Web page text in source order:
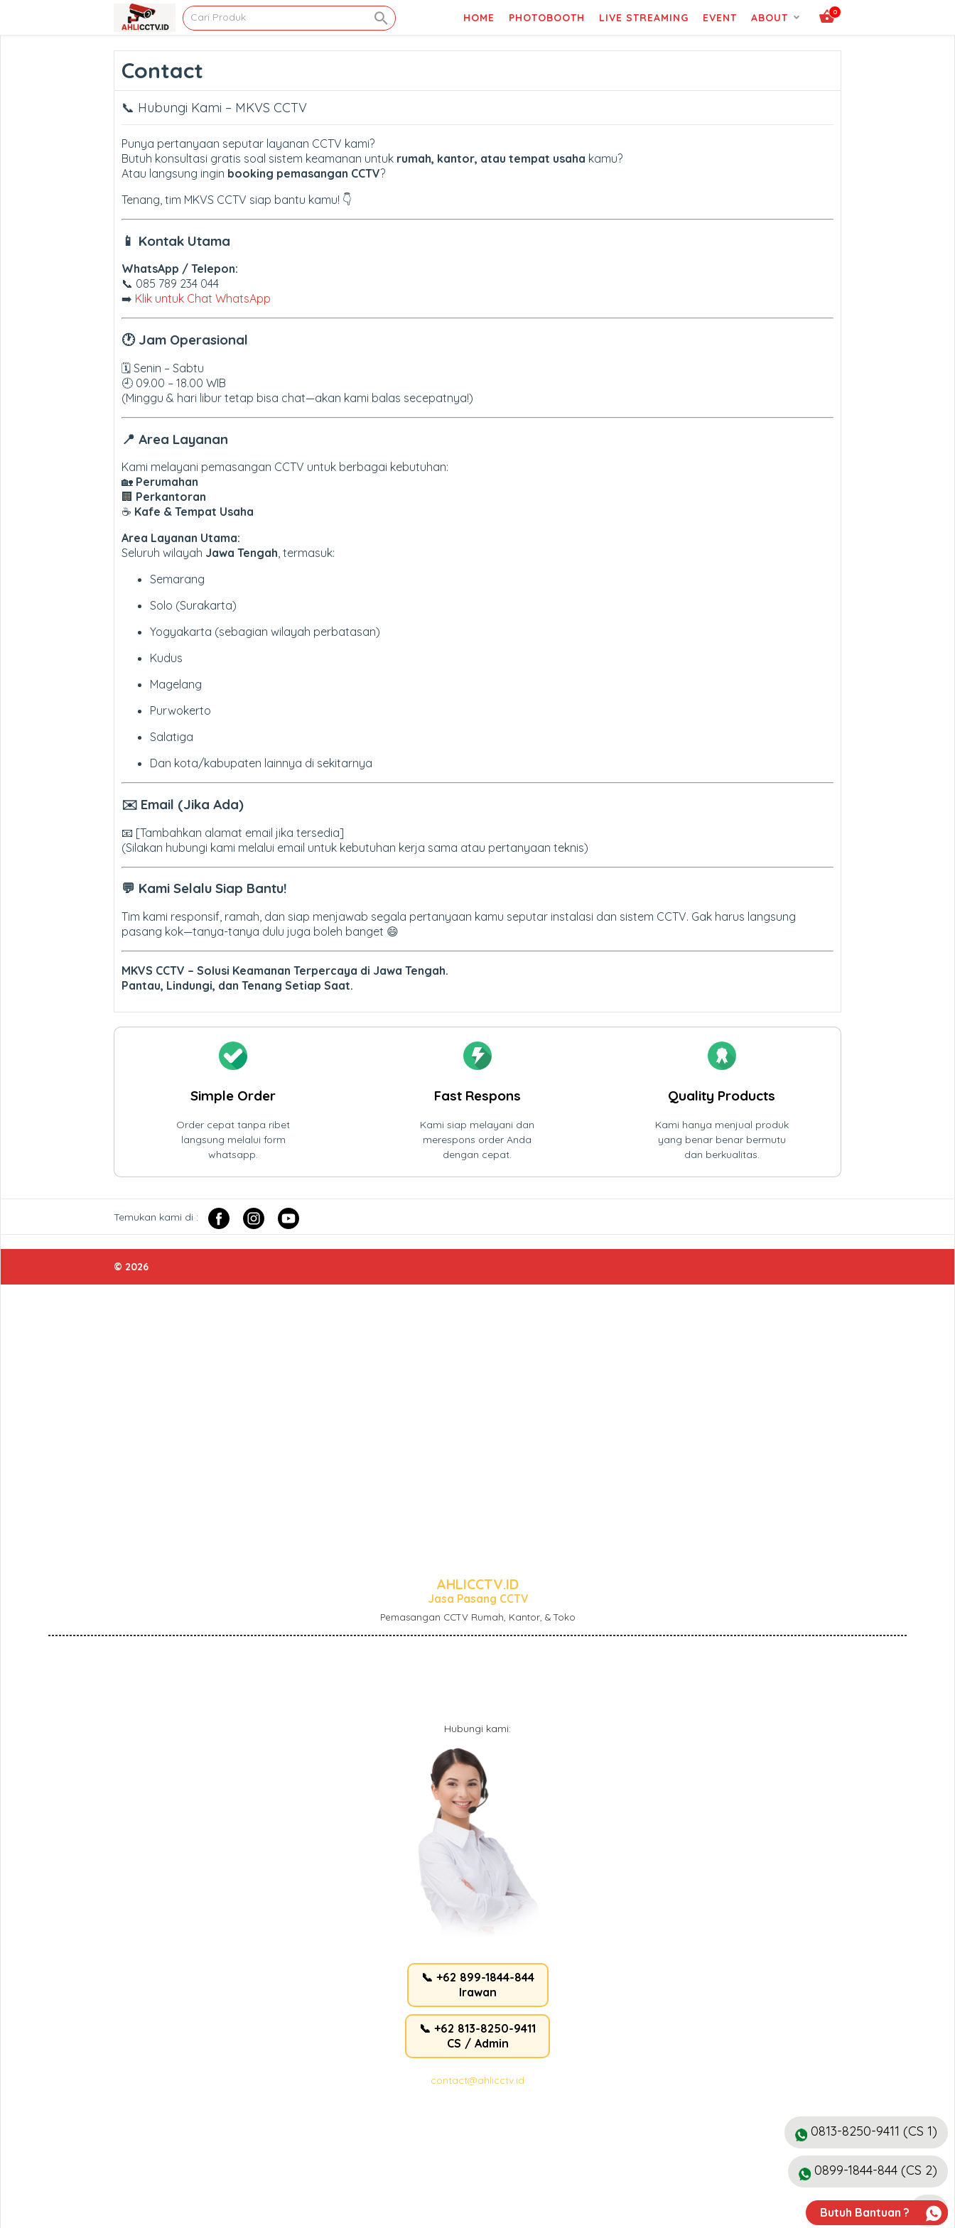
0
HOME PHOTOBOOTH LIVE STREAMING EVENT ABOUT
Contact
📞 Hubungi Kami – MKVS CCTV
Punya pertanyaan seputar layanan CCTV kami?
Butuh konsultasi gratis soal sistem keamanan untuk rumah, kantor, atau tempat usaha kamu?
Atau langsung ingin booking pemasangan CCTV?
Tenang, tim MKVS CCTV siap bantu kamu! 👇
📱 Kontak Utama
WhatsApp / Telepon:
📞 085 789 234 044
➡️ Klik untuk Chat WhatsApp
🕐 Jam Operasional
🗓 Senin – Sabtu
🕘 09.00 – 18.00 WIB
(Minggu & hari libur tetap bisa chat—akan kami balas secepatnya!)
📍 Area Layanan
Kami melayani pemasangan CCTV untuk berbagai kebutuhan:
🏡 Perumahan
🏢 Perkantoran
☕ Kafe & Tempat Usaha
Area Layanan Utama:
Seluruh wilayah Jawa Tengah, termasuk:
Semarang
Solo (Surakarta)
Yogyakarta (sebagian wilayah perbatasan)
Kudus
Magelang
Purwokerto
Salatiga
Dan kota/kabupaten lainnya di sekitarnya
✉️ Email (Jika Ada)
📧 [Tambahkan alamat email jika tersedia]
(Silakan hubungi kami melalui email untuk kebutuhan kerja sama atau pertanyaan teknis)
💬 Kami Selalu Siap Bantu!
Tim kami responsif, ramah, dan siap menjawab segala pertanyaan kamu seputar instalasi dan sistem CCTV. Gak harus langsung
pasang kok—tanya-tanya dulu juga boleh banget 😄
MKVS CCTV – Solusi Keamanan Terpercaya di Jawa Tengah.
Pantau, Lindungi, dan Tenang Setiap Saat.
Simple Order
Order cepat tanpa ribet
langsung melalui form
whatsapp.
Fast Respons
Kami siap melayani dan
merespons order Anda
dengan cepat.
Quality Products
Kami hanya menjual produk
yang benar benar bermutu
dan berkualitas.
Temukan kami di :
© 2026
Butuh Bantuan ?
0813-8250-9411 (CS 1)
0899-1844-844 (CS 2)
AHLICCTV.ID
Jasa Pasang CCTV
Pemasangan CCTV Rumah, Kantor, & Toko
Hubungi kami:
📞 +62 899-1844-844
Irawan
📞 +62 813-8250-9411
CS / Admin
contact@ahlicctv.id